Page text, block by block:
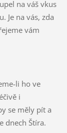
na váš vkus
Je na vás, zda
vám
li ho ve
i
se měly pít a
dnech Štíra.